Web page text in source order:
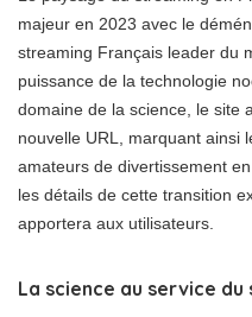
majeur en 2023 avec le
streaming Français leader du
puissance de la technologie
domaine de la science, le site
nouvelle URL, marquant ainsi
amateurs de divertissement
les détails de cette transition
apportera aux utilisateurs.
La science au service